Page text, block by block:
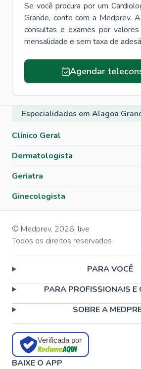
Se você procura por um
Grande, conte com a Medprev.
consultas e exames por valores
mensalidade e sem taxa de
Agendar
Especialidades em Alagoa
Clínico Geral
Dermatologista
Geriatra
Ginecologista
© Medprev, 2026, live
Todos os direitos reservados
PARA VOCÊ
PARA PROFISSIONAIS E
SOBRE A
Verificada por
BAIXE O APP